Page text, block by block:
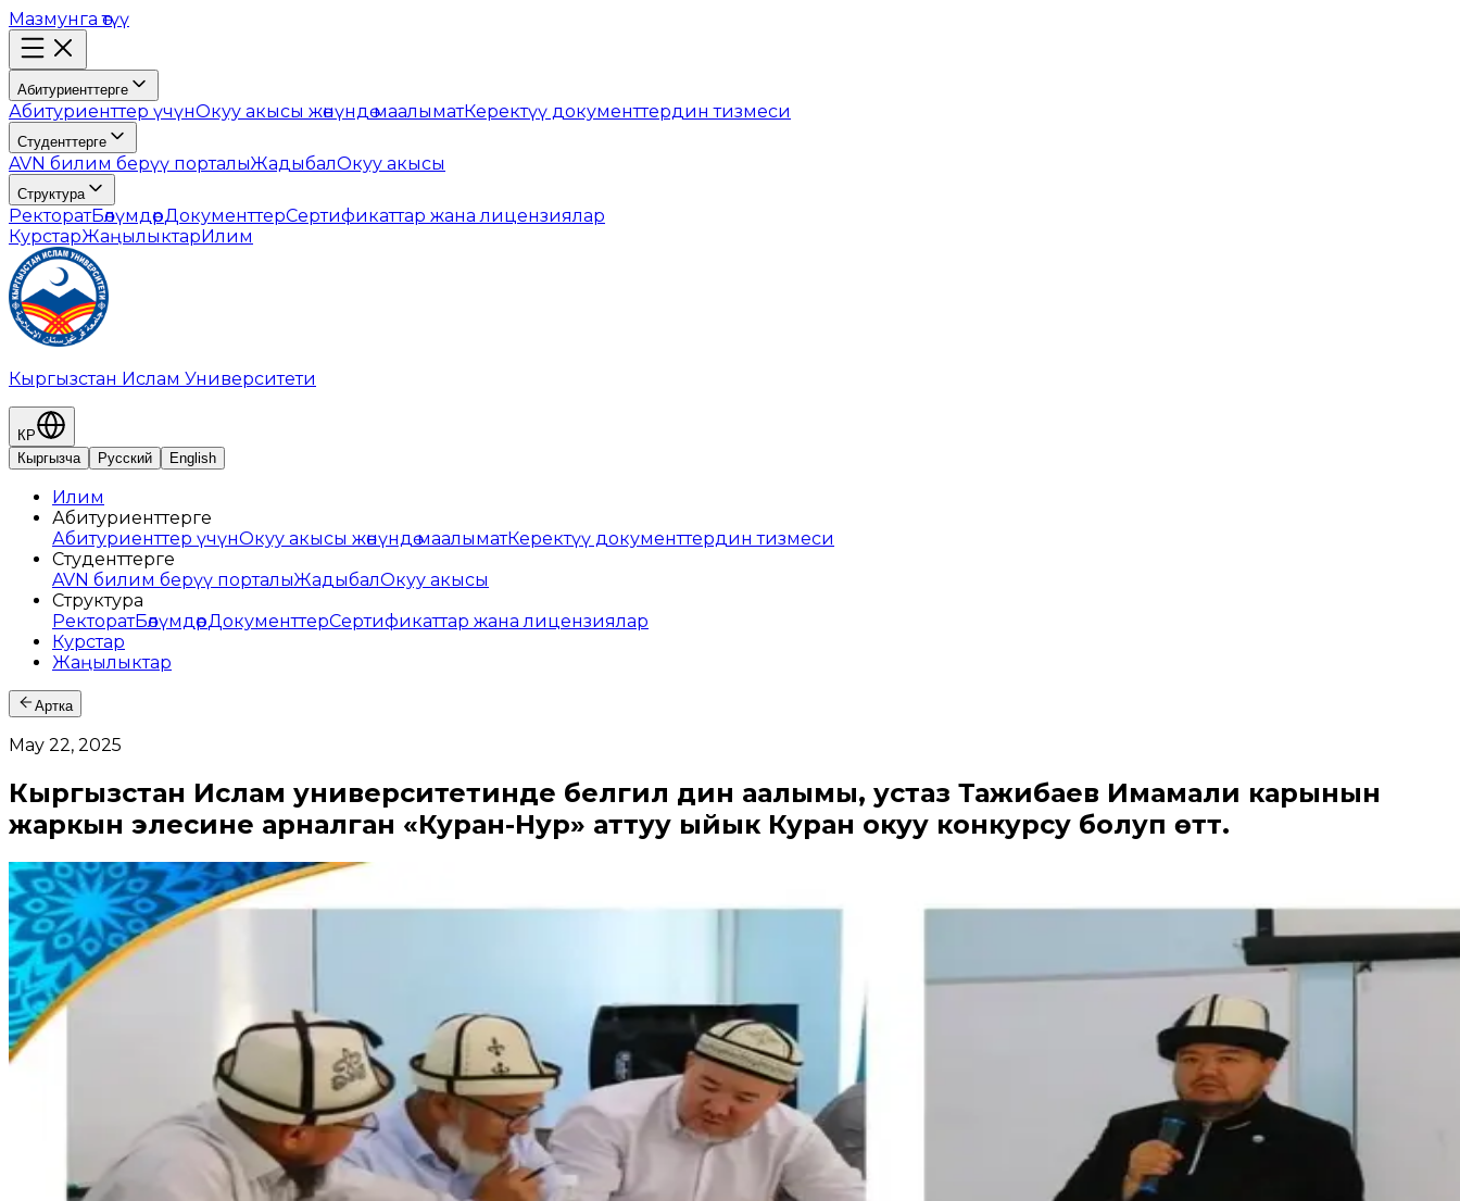
Мазмунга өтүү
Абитуриенттерге
Абитуриенттер үчүнОкуу акысы жөнүндө маалыматКеректүү документтердин тизмеси
Студенттерге
AVN билим берүү порталыЖадыбалОкуу акысы
Структура
РекторатБөлүмдөрДокументтерСертификаттар жана лицензиялар
КурстарЖаңылыктарИлим
Кыргызстан Ислам Университети
КР
Кыргызча
Русский English
Илим
Абитуриенттерге
Абитуриенттер үчүнОкуу акысы жөнүндө маалыматКеректүү документтердин тизмеси
Студенттерге
AVN билим берүү порталыЖадыбалОкуу акысы
Структура
РекторатБөлүмдөрДокументтерСертификаттар жана лицензиялар
Курстар
Жаңылыктар
Артка
May 22, 2025
Кыргызстан Ислам университетинде белгилүү дин аалымы, устаз Тажибаев Имамали карынын
жаркын элесине арналган «Куран-Нур» аттуу ыйык Куран окуу конкурсу болуп өттү.